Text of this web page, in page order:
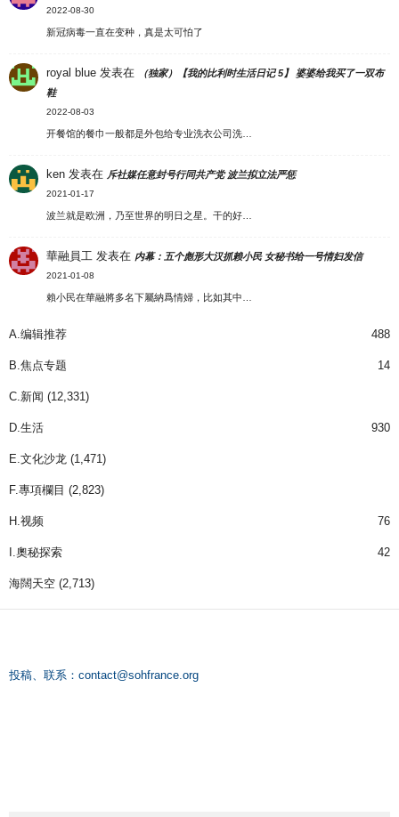
2022-08-30
新冠病毒一直在变种，真是太可怕了
royal blue 发表在
（独家）【我的比利时生活日记 5】 婆婆给我买了一双布
鞋
2022-08-03
开餐馆的餐巾一般都是外包给专业洗衣公司洗…
ken 发表在 斥社媒任意封号行同共产党 波兰拟立法严惩
2021-01-17
波兰就是欧洲，乃至世界的明日之星。干的好…
華融員工 发表在 内幕：五个彪形大汉抓赖小民 女秘书给一号情妇发信
2021-01-08
賴小民在華融將多名下屬納爲情婦，比如其中…
A.编辑推荐 488
B.焦点专题 14
C.新闻 (12,331)
D.生活 930
E.文化沙龙 (1,471)
F.專項欄目 (2,823)
H.视频 76
I.奧秘探索 42
海闊天空 (2,713)
投稿、联系： contact@sohfrance.org